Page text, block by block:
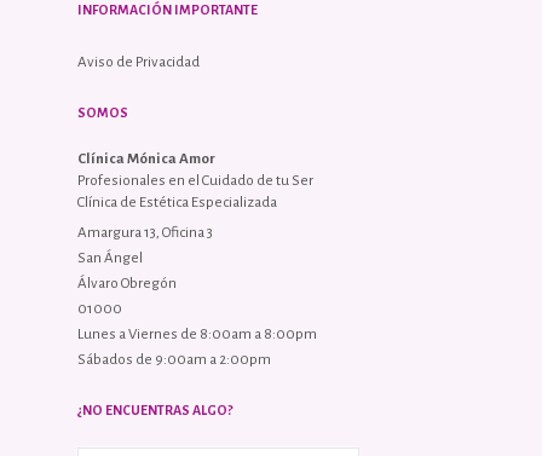
INFORMACIÓN IMPORTANTE
Aviso de Privacidad
SOMOS
Clínica Mónica Amor
Profesionales en el Cuidado de tu Ser
Clínica de Estética Especializada
Amargura 13, Oficina 3
San Ángel
Álvaro Obregón
01000
Lunes a Viernes de 8:00am a 8:00pm
Sábados de 9:00am a 2:00pm
¿NO ENCUENTRAS ALGO?